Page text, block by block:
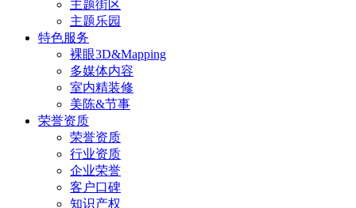
主题街区
主题乐园
特色服务
裸眼3D&Mapping
多媒体内容
室内精装修
美陈&节事
荣誉资质
荣誉资质
行业资质
企业荣誉
客户口碑
知识产权